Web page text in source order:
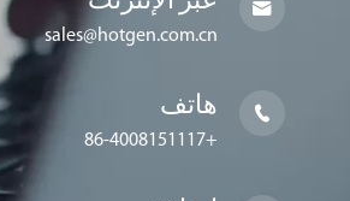

sales@hotgen.com.cn
 هاتف
+86-4008151117